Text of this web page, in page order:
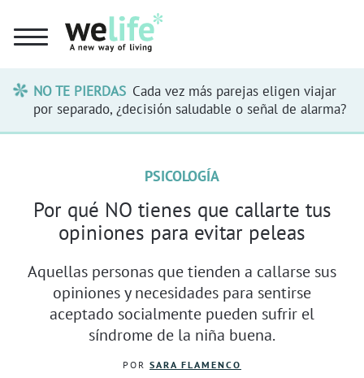
NO TE PIERDAS Cada vez más parejas eligen viajar
por separado, ¿decisión saludable o señal de alarma?
PSICOLOGÍA
Por qué NO tienes que callarte tus
opiniones para evitar peleas
Aquellas personas que tienden a callarse sus
opiniones y necesidades para sentirse
aceptado socialmente pueden sufrir el
síndrome de la niña buena.
POR SARA FLAMENCO